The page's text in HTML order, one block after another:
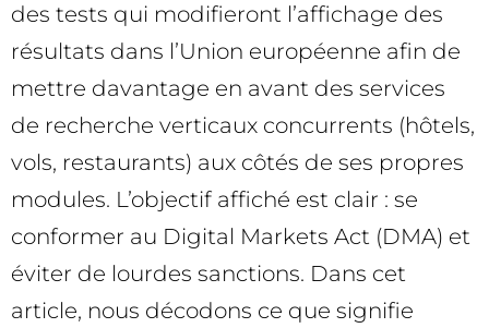
des tests qui modifieront l’affichage des
résultats dans l’Union européenne afin de
mettre davantage en avant des services
de recherche verticaux concurrents (hôtels,
vols, restaurants) aux côtés de ses propres
modules. L’objectif affiché est clair : se
conformer au Digital Markets Act (DMA) et
éviter de lourdes sanctions. Dans cet
article, nous décodons ce que signifie